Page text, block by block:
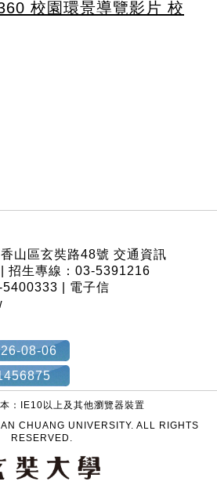
校園環景導覽影片 校
山區玄奘路48號 交通資訊
招生專線：03-5391216
5400333 | 電子信
08-06
：IE10以上及其他瀏覽器裝置
CHUANG UNIVERSITY. ALL RIGHTS
RESERVED.